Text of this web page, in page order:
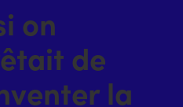
on
de
la